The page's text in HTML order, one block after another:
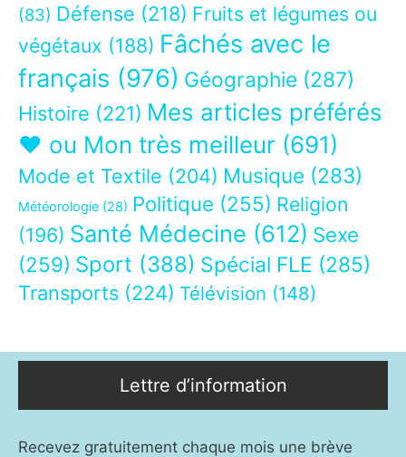
(83) Défense (218) Fruits et légumes ou
végétaux (188) Fâchés avec le
français (976) Géographie (287)
Histoire (221) Mes articles préférés
❤ ou Mon très meilleur (691)
Mode et Textile (204) Musique (283)
Météorologie (28) Politique (255) Religion
(196) Santé Médecine (612) Sexe
(259) Sport (388) Spécial FLE (285)
Transports (224) Télévision (148)
Lettre d’information
Recevez gratuitement chaque mois une brève